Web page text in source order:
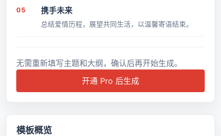
05 携手未来
总结爱情历程，展望共同生活，以温馨寄语结束。
无需重新填写主题和大纲，确认后再开始生成。
开通 Pro 后生成
模板概览